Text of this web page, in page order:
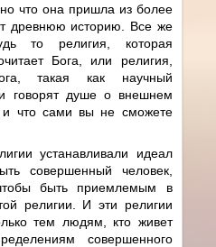
что она пришла из более
древнюю историю. Все же
то религия, которая
Бога, или религия,
такая как научный
говорят душе о внешнем
и что сами вы не сможете
устанавливали идеал
совершенный человек,
быть приемлемым в
религии. И эти религии
тем людям, кто живет
совершенного